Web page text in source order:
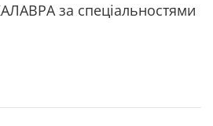
за спеціальностями